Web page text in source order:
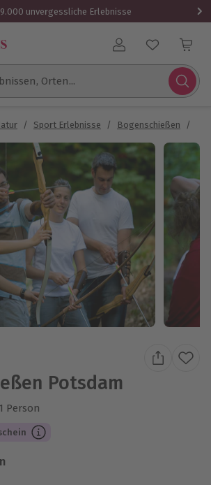
unvergessliche Erlebnisse
Benutzerkonto
Orten...
/ Sport Erlebnisse / Bogenschießen /
Potsdam
Bewertungen
1 Person